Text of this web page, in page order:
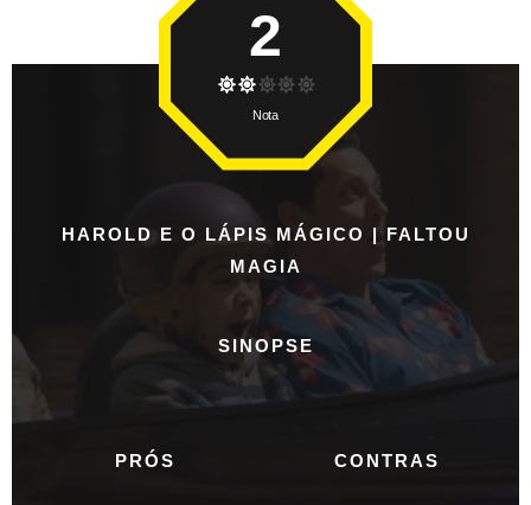
HAROLD E O LÁPIS MÁGICO | FALTOU
MAGIA
SINOPSE
PRÓS CONTRAS
2
Nota